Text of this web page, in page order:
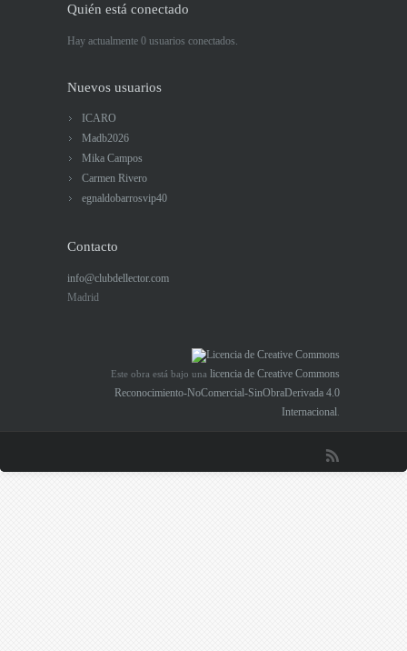
Quién está conectado
Hay actualmente 0 usuarios conectados.
Nuevos usuarios
ICARO
Madb2026
Mika Campos
Carmen Rivero
egnaldobarrosvip40
Contacto
info@clubdellector.com
Madrid
Este obra está bajo una licencia de Creative Commons
Reconocimiento-NoComercial-SinObraDerivada 4.0
Internacional